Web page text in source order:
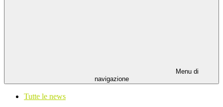
Menu di
navigazione
Tutte le news